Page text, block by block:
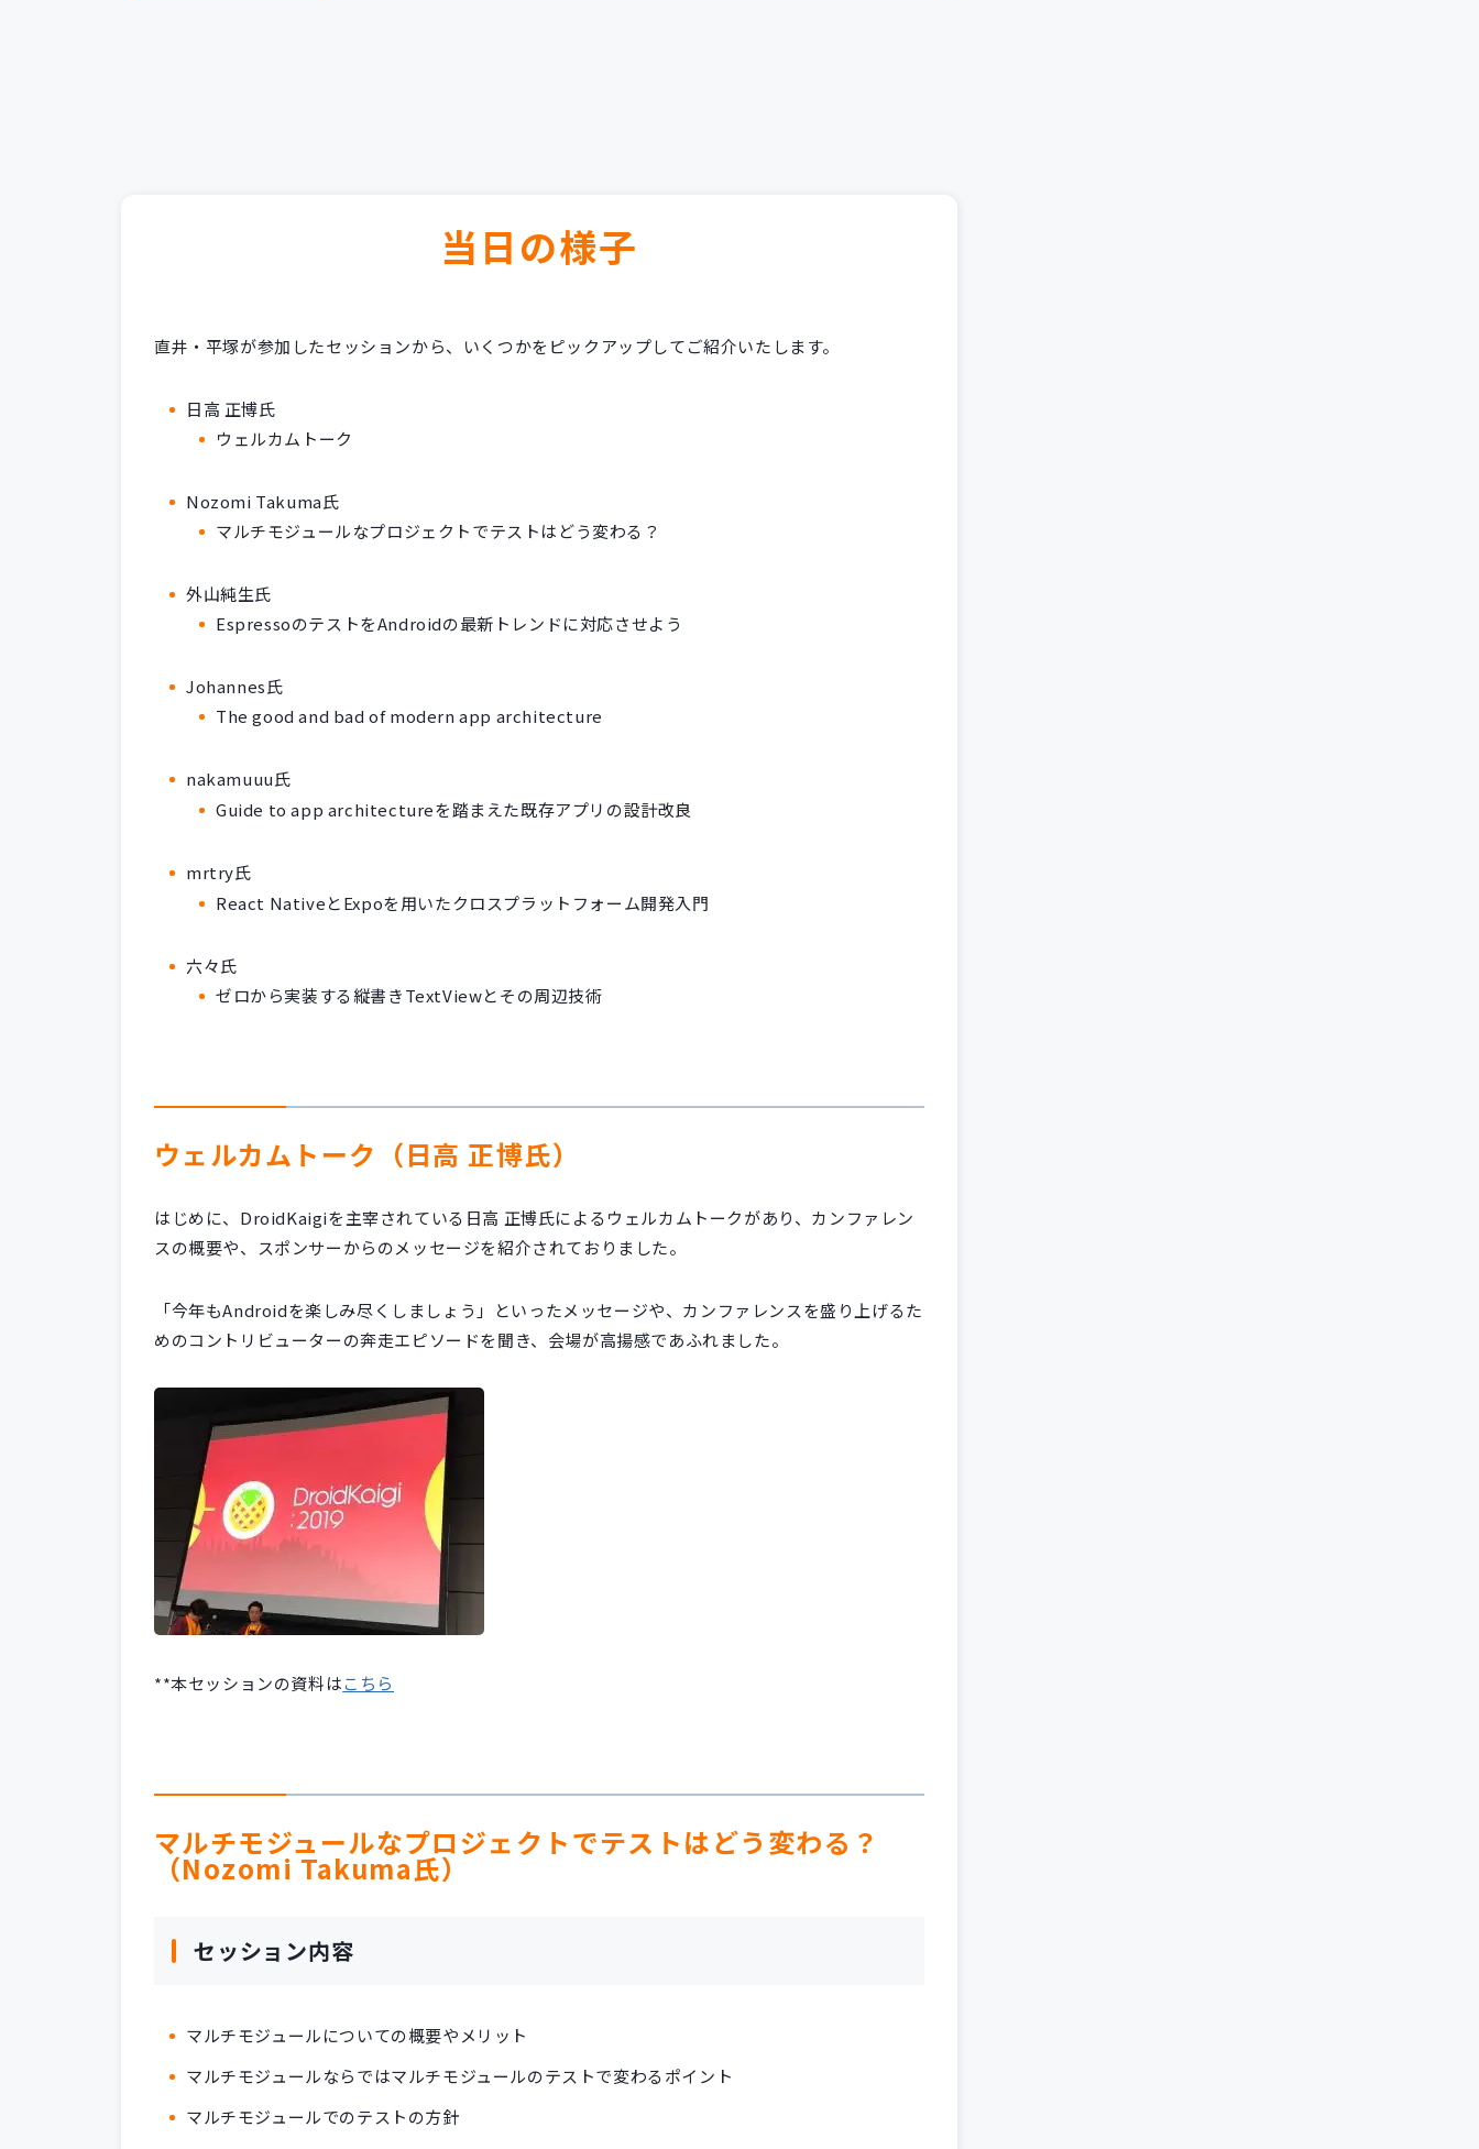
当日の様子
直井・平塚が参加したセッションから、いくつかをピックアップしてご紹介いたします。
日高 正博氏
ウェルカムトーク
Nozomi Takuma氏
マルチモジュールなプロジェクトでテストはどう変わる？
外山純生氏
EspressoのテストをAndroidの最新トレンドに対応させよう
Johannes氏
The good and bad of modern app architecture
nakamuuu氏
Guide to app architectureを踏まえた既存アプリの設計改良
mrtry氏
React NativeとExpoを用いたクロスプラットフォーム開発入門
六々氏
ゼロから実装する縦書きTextViewとその周辺技術
ウェルカムトーク（日高 正博氏）
はじめに、DroidKaigiを主宰されている日高 正博氏によるウェルカムトークがあり、カンファレン
スの概要や、スポンサーからのメッセージを紹介されておりました。
「今年もAndroidを楽しみ尽くしましょう」といったメッセージや、カンファレンスを盛り上げるた
めのコントリビューターの奔走エピソードを聞き、会場が高揚感であふれました。
**本セッションの資料はこちら
マルチモジュールなプロジェクトでテストはどう変わる？
（Nozomi Takuma氏）
セッション内容
マルチモジュールについての概要やメリット
マルチモジュールならではマルチモジュールのテストで変わるポイント
マルチモジュールでのテストの方針